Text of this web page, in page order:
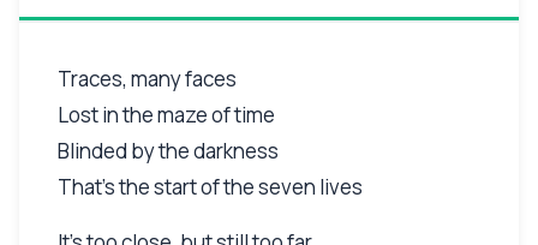
Traces, many faces
Lost in the maze of time
Blinded by the darkness
That's the start of the seven lives